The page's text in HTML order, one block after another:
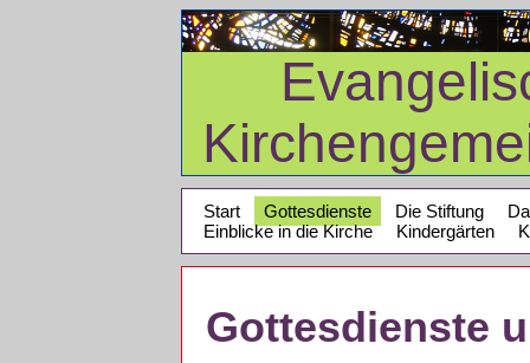
Start Gottesdienste Die Stiftung
Einblicke in die Kirche
Kindergärten
Gottesdienste